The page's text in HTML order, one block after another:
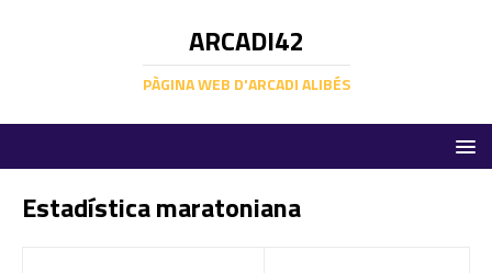
ARCADI42
PÀGINA WEB D'ARCADI ALIBÉS
Estadística maratoniana